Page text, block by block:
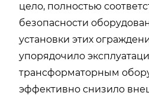
цело, полностью
безопасности
установки этих
упорядочило
трансформаторным
эффективно снизило